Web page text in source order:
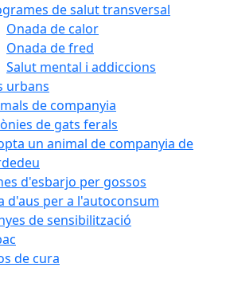
de salut transversal
Onada de calor
Onada de fred
Salut mental i addiccions
urbans
de companyia
de gats ferals
un animal de companyia de
d'esbarjo per gossos
d'aus per a l'autoconsum
de sensibilització
de cura